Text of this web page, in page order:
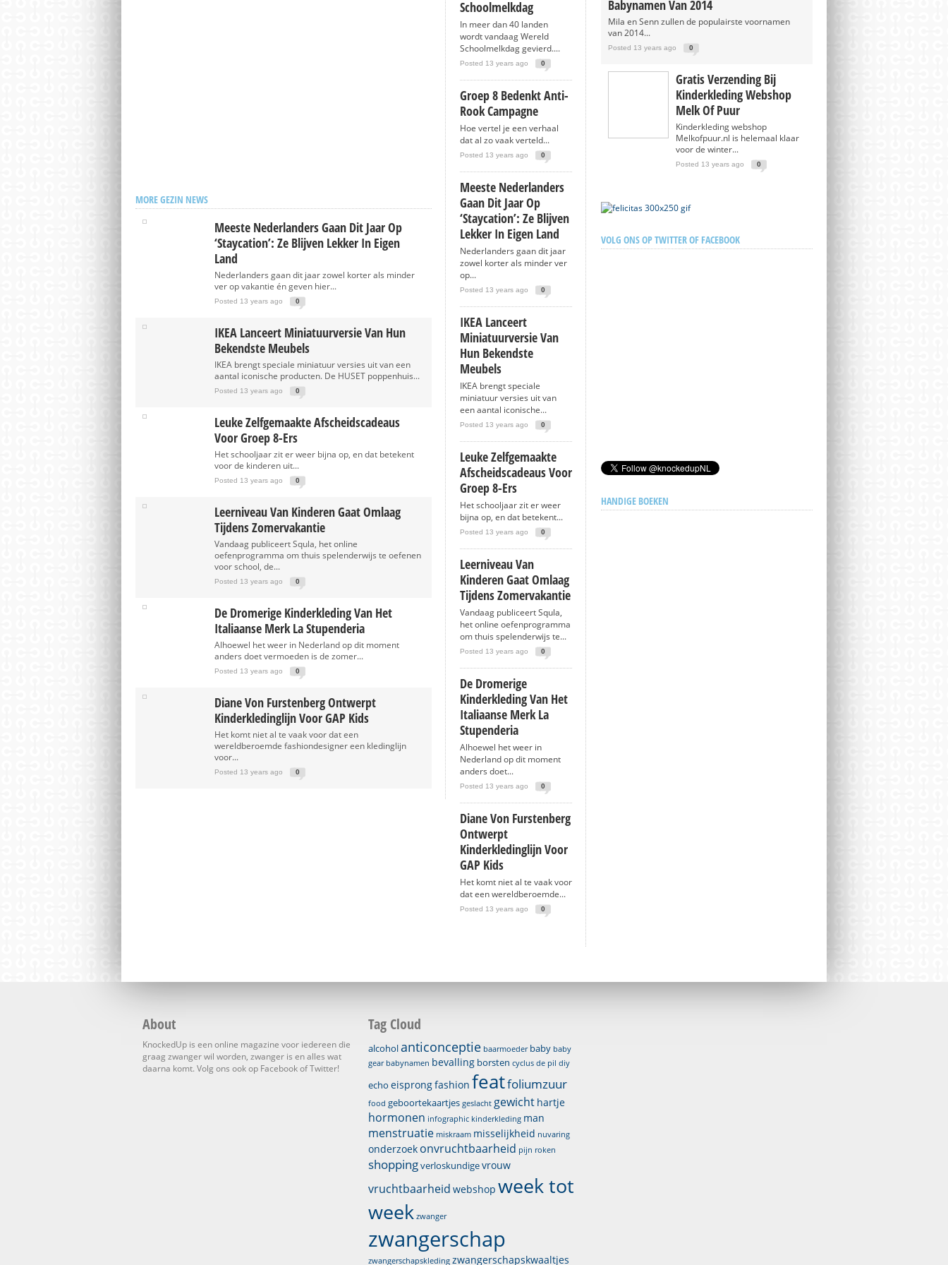
MORE GEZIN NEWS
Meeste Nederlanders Gaan Dit Jaar Op
‘Staycation’: Ze Blijven Lekker In Eigen
Land
Nederlanders gaan dit jaar zowel korter als minder
ver op vakantie én geven hier...
Posted 13 years ago 0
IKEA Lanceert Miniatuurversie Van Hun
Bekendste Meubels
IKEA brengt speciale miniatuur versies uit van een
aantal iconische producten. De HUSET poppenhuis...
Posted 13 years ago 0
Leuke Zelfgemaakte Afscheidscadeaus
Voor Groep 8-Ers
Het schooljaar zit er weer bijna op, en dat betekent
voor de kinderen uit...
Posted 13 years ago 0
Leerniveau Van Kinderen Gaat Omlaag
Tijdens Zomervakantie
Vandaag publiceert Squla, het online
oefenprogramma om thuis spelenderwijs te oefenen
voor school, de...
Posted 13 years ago 0
De Dromerige Kinderkleding Van Het
Italiaanse Merk La Stupenderia
Alhoewel het weer in Nederland op dit moment
anders doet vermoeden is de zomer...
Posted 13 years ago 0
Diane Von Furstenberg Ontwerpt
Kinderkledinglijn Voor GAP Kids
Het komt niet al te vaak voor dat een
wereldberoemde fashiondesigner een kledinglijn
voor...
Posted 13 years ago 0
Schoolmelkdag
In meer dan 40 landen
wordt vandaag Wereld
Schoolmelkdag gevierd....
Posted 13 years ago 0
Groep 8 Bedenkt Anti-
Rook Campagne
Hoe vertel je een verhaal
dat al zo vaak verteld...
Posted 13 years ago 0
Meeste Nederlanders
Gaan Dit Jaar Op
‘Staycation’: Ze Blijven
Lekker In Eigen Land
Nederlanders gaan dit jaar
zowel korter als minder ver
op...
Posted 13 years ago 0
IKEA Lanceert
Miniatuurversie Van
Hun Bekendste
Meubels
IKEA brengt speciale
miniatuur versies uit van
een aantal iconische...
Posted 13 years ago 0
Leuke Zelfgemaakte
Afscheidscadeaus Voor
Groep 8-Ers
Het schooljaar zit er weer
bijna op, en dat betekent...
Posted 13 years ago 0
Leerniveau Van
Kinderen Gaat Omlaag
Tijdens Zomervakantie
Vandaag publiceert Squla,
het online oefenprogramma
om thuis spelenderwijs te...
Posted 13 years ago 0
De Dromerige
Kinderkleding Van Het
Italiaanse Merk La
Stupenderia
Alhoewel het weer in
Nederland op dit moment
anders doet...
Posted 13 years ago 0
Diane Von Furstenberg
Ontwerpt
Kinderkledinglijn Voor
GAP Kids
Het komt niet al te vaak voor
dat een wereldberoemde...
Posted 13 years ago 0
Babynamen Van 2014
Mila en Senn zullen de populairste voornamen
van 2014...
Posted 13 years ago 0
Gratis Verzending Bij
Kinderkleding Webshop
Melk Of Puur
Kinderkleding webshop
Melkofpuur.nl is helemaal klaar
voor de winter...
Posted 13 years ago 0
VOLG ONS OP TWITTER OF FACEBOOK
HANDIGE BOEKEN
About
KnockedUp is een online magazine voor iedereen die
graag zwanger wil worden, zwanger is en alles wat
daarna komt. Volg ons ook op Facebook of Twitter!
Tag Cloud
alcoholanticonceptie baarmoeder baby baby
gear babynamen bevalling borsten cyclus de pil diy
echo eisprongfashion featfoliumzuur
food geboortekaartjes geslacht gewicht hartje
hormonen infographic kinderkleding man
menstruatie miskraam misselijkheid nuvaring
onderzoek onvruchtbaarheid pijn roken
shoppingverloskundigevrouw
vruchtbaarheid webshop week tot
week zwanger
zwangerschap
zwangerschapskleding zwangerschapskwaaltjes